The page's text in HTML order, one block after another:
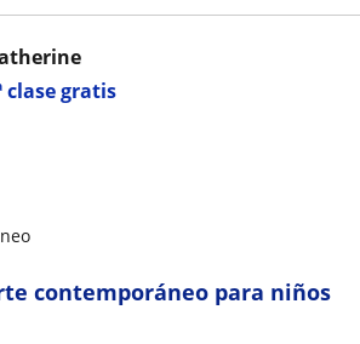
clase gratis
contemporáneo para niños